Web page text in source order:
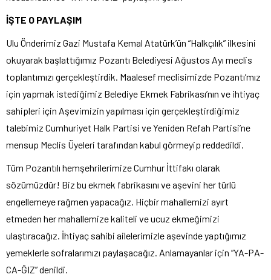
İŞTE O PAYLAŞIM
Ulu Önderimiz Gazi Mustafa Kemal Atatürk’ün “Halkçılık” ilkesini
okuyarak başlattığımız Pozantı Belediyesi Ağustos Ayı meclis
toplantımızı gerçekleştirdik. Maalesef meclisimizde Pozantı’mız
için yapmak istediğimiz Belediye Ekmek Fabrikası’nın ve ihtiyaç
sahipleri için Aşevimizin yapılması için gerçekleştirdiğimiz
talebimiz Cumhuriyet Halk Partisi ve Yeniden Refah Partisi’ne
mensup Meclis Üyeleri tarafından kabul görmeyip reddedildi.
Tüm Pozantılı hemşehrilerimize Cumhur İttifakı olarak
sözümüzdür! Biz bu ekmek fabrikasını ve aşevini her türlü
engellemeye rağmen yapacağız. Hiçbir mahallemizi ayırt
etmeden her mahallemize kaliteli ve ucuz ekmeğimizi
ulaştıracağız. İhtiyaç sahibi ailelerimizle aşevinde yaptığımız
yemeklerle sofralarımızı paylaşacağız. Anlamayanlar için “YA-PA-
CA-ĞIZ” denildi.